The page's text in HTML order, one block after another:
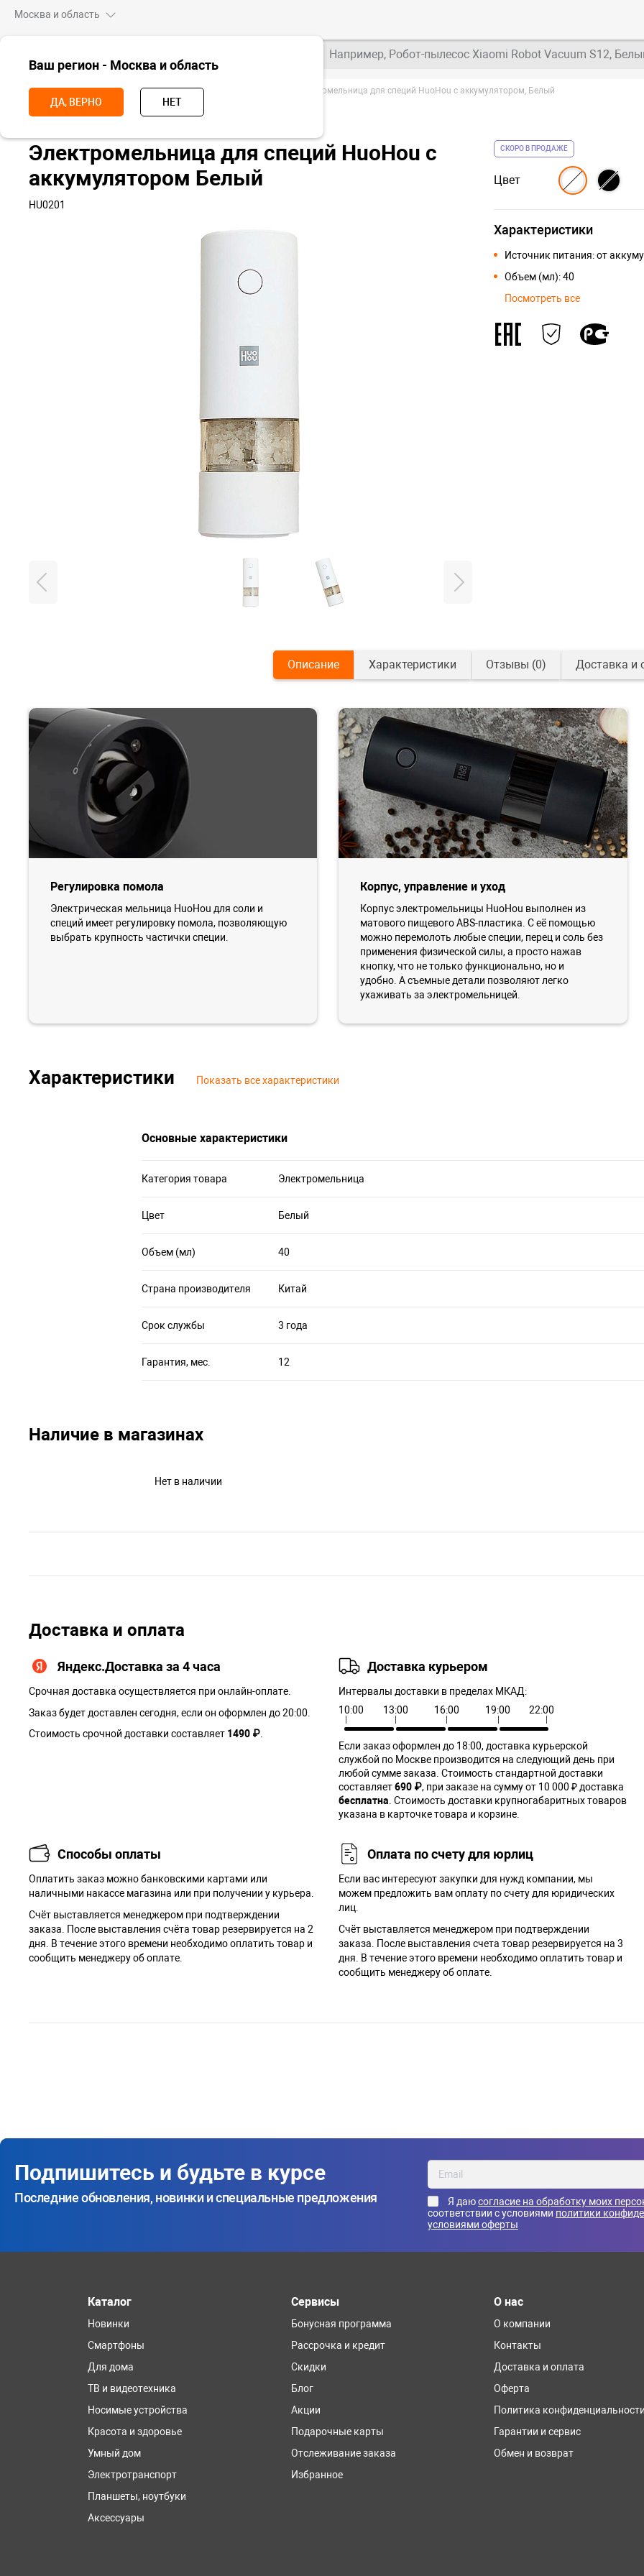
Москва и область
Ваш регион - Москва и область
ДА, ВЕРНО НЕТ
Например, Робот-пылесос Xiaomi Robot Vacuum S12,
Главная Для дома Для кухни Приготовление пищи Электромельница для специй HuoHou с аккумулятором, Белый
Электромельница для специй HuoHou с
аккумулятором Белый
HU0201
СКОРО В ПРОДАЖЕ
Цвет
Характеристики
Источник питания: от
Объем (мл): 40
Посмотреть все
Описание Характеристики Отзывы (0) Доставка и
Регулировка помола
Электрическая мельница HuoHou для соли и
специй имеет регулировку помола, позволяющую
выбрать крупность частички специи.
Корпус, управление и уход
Корпус электромельницы HuoHou выполнен из
матового пищевого ABS-пластика. С её помощью
можно перемолоть любые специи, перец и соль без
применения физической силы, а просто нажав
кнопку, что не только функционально, но и
удобно. А съемные детали позволяют легко
ухаживать за электромельницей.
Характеристики Показать все характеристики
Основные характеристики
Категория товара Электромельница
Цвет Белый
Объем (мл) 40
Страна производителя Китай
Срок службы 3 года
Гарантия, мес. 12
Наличие в магазинах
Нет в наличии
Доставка и оплата
Яндекс.Доставка за 4 часа
Срочная доставка осуществляется при онлайн-оплате.
Заказ будет доставлен сегодня, если он оформлен до 20:00.
Стоимость срочной доставки составляет 1490 ₽.
Доставка курьером
Интервалы доставки в пределах МКАД:
10:00
13:00 16:00 19:00 22:00
Если заказ оформлен до 18:00, доставка курьерской
службой по Москве производится на следующий день при
любой сумме заказа. Cтоимость стандартной доставки
составляет690 ₽, при заказе на сумму от 10 000 ₽ доставка
бесплатна. Стоимость доставки крупногабаритных товаров
указана в карточке товара и корзине.
Способы оплаты
Оплатить заказ можно банковскими картами или
наличными накассе магазина или при получении у курьера.
Cчёт выставляется менеджером при подтверждении
заказа. После выставления счёта товар резервируется на 2
дня. В течение этого времени необходимо оплатить товар и
сообщить менеджеру об оплате.
Оплата по счету для юрлиц
Если вас интересуют закупки для нужд компании, мы
можем предложить вам оплату по счету для юридических
лиц.
Счёт выставляется менеджером при подтверждении
заказа. После выставления счета товар резервируется на 3
дня. В течение этого времени необходимо оплатить товар и
сообщить менеджеру об оплате.
Подпишитесь и будьте в курсе
Последние обновления, новинки и специальные предложения Я даюсогласие на обработку моих
соответствии с условиями политики
условиями оферты
Каталог
Новинки
Смартфоны
Для дома
ТВ и видеотехника
Носимые устройства
Красота и здоровье
Умный дом
Электротранспорт
Планшеты, ноутбуки
Аксессуары
Сервисы
Бонусная программа
Рассрочка и кредит
Скидки
Блог
Акции
Подарочные карты
Отслеживание заказа
Избранное
О нас
О компании
Контакты
Доставка и оплата
Оферта
Политика конфиденциальности
Гарантии и сервис
Обмен и возврат